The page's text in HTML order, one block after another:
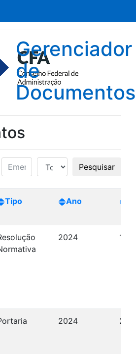
Gerenciador
de
Documentos
Pesquisar
Tipo Ano
2024 13/
2024 27/